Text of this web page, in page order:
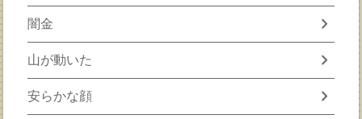
闇金 chevron_right
山が動いた chevron_right
安らかな顔 chevron_right